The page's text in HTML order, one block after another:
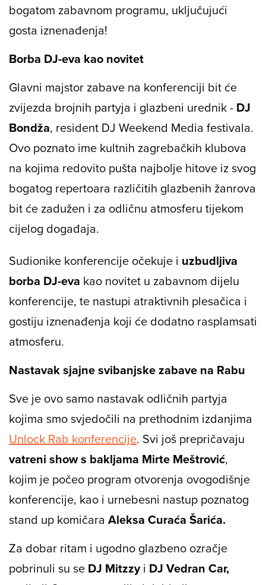
bogatom zabavnom programu, uključujući
gosta iznenađenja!
Borba DJ-eva kao novitet
Glavni majstor zabave na konferenciji bit će
zvijezda brojnih partyja i glazbeni urednik - DJ
Bondža, resident DJ Weekend Media festivala.
Ovo poznato ime kultnih zagrebačkih klubova
na kojima redovito pušta najbolje hitove iz svog
bogatog repertoara različitih glazbenih žanrova
bit će zadužen i za odličnu atmosferu tijekom
cijelog događaja.
Sudionike konferencije očekuje i uzbudljiva
borba DJ-eva kao novitet u zabavnom dijelu
konferencije, te nastupi atraktivnih plesačica i
gostiju iznenađenja koji će dodatno rasplamsati
atmosferu.
Nastavak sjajne svibanjske zabave na Rabu
Sve je ovo samo nastavak odličnih partyja
kojima smo svjedočili na prethodnim izdanjima
Unlock Rab konferencije. Svi još prepričavaju
vatreni show s bakljama Mirte Meštrović,
kojim je počeo program otvorenja ovogodišnje
konferencije, kao i urnebesni nastup poznatog
stand up komičara Aleksa Curaća Šarića.
Za dobar ritam i ugodno glazbeno ozračje
pobrinuli su se DJ Mitzzyi DJ Vedran Car,